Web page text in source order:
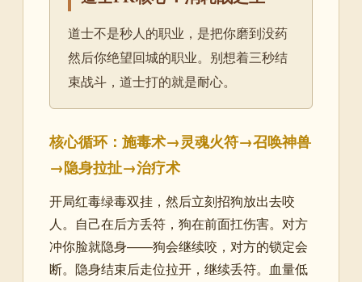
道士不是秒人的职业，是把你磨到没药
然后你绝望回城的职业。别想着三秒结
束战斗，道士打的就是耐心。
核心循环：施毒术→灵魂火符→召唤神兽
→隐身拉扯→治疗术
开局红毒绿毒双挂，然后立刻招狗放出去咬
人。自己在后方丢符，狗在前面扛伤害。对方
冲你脸就隐身——狗会继续咬，对方的锁定会
断。隐身结束后走位拉开，继续丢符。血量低